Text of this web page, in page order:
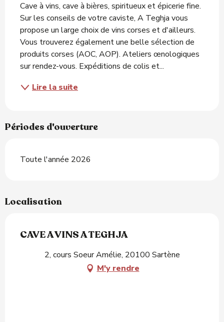
Cave à vins, cave à bières, spiritueux et épicerie fine.
Sur les conseils de votre caviste, A Teghja vous
propose un large choix de vins corses et d'ailleurs.
Vous trouverez également une belle sélection de
produits corses (AOC, AOP). Ateliers œnologiques
sur rendez-vous. Expéditions de colis et...
Lire la suite
Périodes d'ouverture
Toute l'année 2026
Localisation
CAVE A VINS A TEGHJA
2, cours Soeur Amélie, 20100 Sartène
M'y rendre